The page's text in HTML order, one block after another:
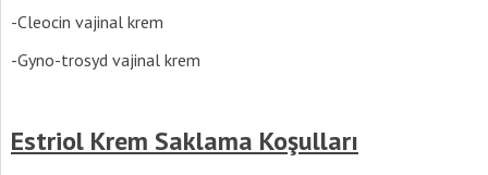
-Cleocin vajinal krem
-Gyno-trosyd vajinal krem
Estriol Krem Saklama Koşulları